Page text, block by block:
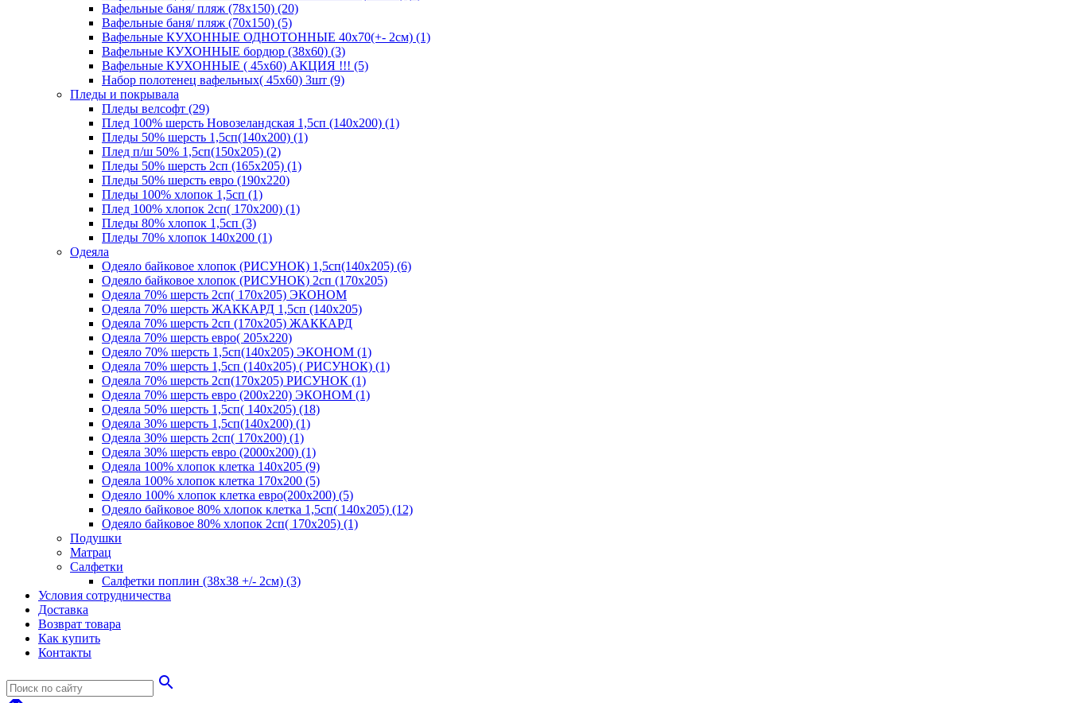
Вафельные баня/ пляж (78х150) (20)
Вафельные баня/ пляж (70х150) (5)
Вафельные КУХОННЫЕ ОДНОТОННЫЕ 40х70(+- 2см) (1)
Вафельные КУХОННЫЕ бордюр (38х60) (3)
Вафельные КУХОННЫЕ ( 45х60) АКЦИЯ !!! (5)
Набор полотенец вафельных( 45х60) 3шт (9)
Пледы и покрывала
Пледы велсофт (29)
Плед 100% шерсть Новозеландская 1,5сп (140х200) (1)
Пледы 50% шерсть 1,5сп(140х200) (1)
Плед п/ш 50% 1,5сп(150х205) (2)
Пледы 50% шерсть 2сп (165х205) (1)
Пледы 50% шерсть евро (190х220)
Пледы 100% хлопок 1,5сп (1)
Плед 100% хлопок 2сп( 170х200) (1)
Пледы 80% хлопок 1,5сп (3)
Пледы 70% хлопок 140х200 (1)
Одеяла
Одеяло байковое хлопок (РИСУНОК) 1,5сп(140х205) (6)
Одеяло байковое хлопок (РИСУНОК) 2сп (170х205)
Одеяла 70% шерсть 2сп( 170х205) ЭКОНОМ
Одеяла 70% шерсть ЖАККАРД 1,5сп (140х205)
Одеяла 70% шерсть 2сп (170х205) ЖАККАРД
Одеяла 70% шерсть евро( 205х220)
Одеяло 70% шерсть 1,5сп(140х205) ЭКОНОМ (1)
Одеяла 70% шерсть 1,5сп (140х205) ( РИСУНОК) (1)
Одеяла 70% шерсть 2сп(170х205) РИСУНОК (1)
Одеяла 70% шерсть евро (200х220) ЭКОНОМ (1)
Одеяла 50% шерсть 1,5сп( 140х205) (18)
Одеяла 30% шерсть 1,5сп(140х200) (1)
Одеяла 30% шерсть 2сп( 170х200) (1)
Одеяла 30% шерсть евро (2000х200) (1)
Одеяла 100% хлопок клетка 140х205 (9)
Одеяла 100% хлопок клетка 170х200 (5)
Одеяло 100% хлопок клетка евро(200х200) (5)
Одеяло байковое 80% хлопок клетка 1,5сп( 140х205) (12)
Одеяло байковое 80% хлопок 2сп( 170х205) (1)
Подушки
Матрац
Салфетки
Салфетки поплин (38х38 +/- 2см) (3)
Условия сотрудничества
Доставка
Возврат товара
Как купить
Контакты
search